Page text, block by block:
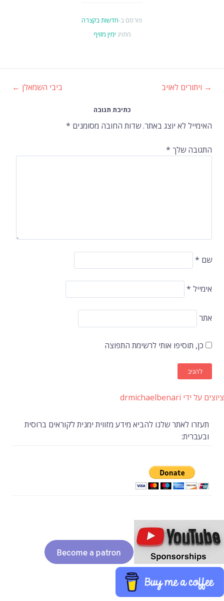
פורסם ב-חדשות בקצרה
מתויג ימין מזויף
ניווט
ברשומות
→ ויתורים לאויב ביבי השמאלן ←
כתיבת תגובה
האימייל לא יוצג באתר.שדות החובה מסומנים *
התגובה שלך *
שם *
אימייל *
אתר
כן, תוסיפו אותי לרשימת התפוצה
ציוצים על ידי drmichaelbenari
תעזרו לאתר שלנו להביא מידע מזווית ימנית לקוראים ברוסית
ובעברית: